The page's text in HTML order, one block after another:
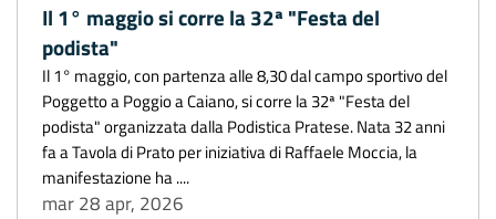
Il 1° maggio si corre la 32ª "Festa del
podista"
Il 1° maggio, con partenza alle 8,30 dal campo sportivo del
Poggetto a Poggio a Caiano, si corre la 32ª "Festa del
podista" organizzata dalla Podistica Pratese. Nata 32 anni
fa a Tavola di Prato per iniziativa di Raffaele Moccia, la
manifestazione ha ....
mar 28 apr, 2026